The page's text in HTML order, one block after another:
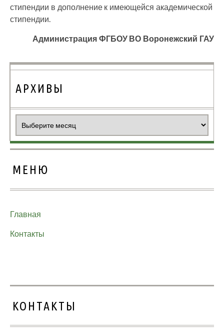
стипендии в дополнение к имеющейся академической
стипендии.
Администрация ФГБОУ ВО Воронежский ГАУ
АРХИВЫ
МЕНЮ
Главная
Контакты
КОНТАКТЫ